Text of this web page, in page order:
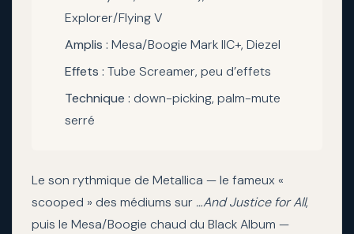
Explorer/Flying V
Amplis : Mesa/Boogie Mark IIC+, Diezel
Effets : Tube Screamer, peu d’effets
Technique : down-picking, palm-mute
serré
Le son rythmique de Metallica — le fameux «
scooped » des médiums sur …And Justice for All,
puis le Mesa/Boogie chaud du Black Album —